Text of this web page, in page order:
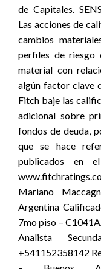
de Capitales.
Las acciones de
cambios
perfiles de riesgo
material con
algún factor clave
Fitch baje las
adicional sobre
fondos de deuda,
que se hace
publicados en
Mariano
Argentina
7mo piso –
Analista
+541152358142